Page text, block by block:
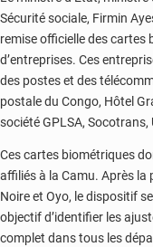
Sécurité sociale, Firmin
remise officielle des cartes
d’entreprises. Ces
des postes et des
postale du Congo, Hôtel
société GPLSA, Socotrans,
Ces cartes biométriques
affiliés à la Camu. Après la
Noire et Oyo, le dispositif
objectif d’identifier les
complet dans tous les